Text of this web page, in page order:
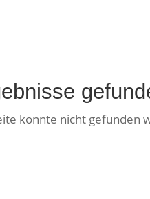
konnte nicht gefunden